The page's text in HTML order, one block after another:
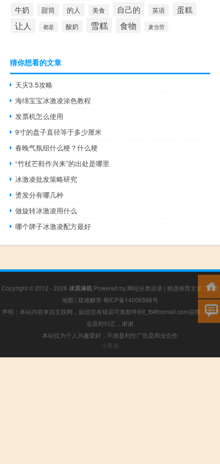
牛奶 甜筒 的人 美食 自己的 英语 蛋糕
让人 都是 酸奶 雪糕 食物 麦当劳
猜你想看的文章
天灾3.5攻略
海绵宝宝冰激凌涂色教程
发票机怎么使用
9寸的盘子直径等于多少厘米
春晚气氛组什么梗？什么梗
“竹杖芒鞋作兴来”的出处是哪里
冰激凌批发策略研究
烫发分有哪几种
做旋转冰激凌用什么
哪个牌子冰激凌配方最好
Copyright © 2012 - 2026 冰淇淋机 Powered by 网站分类目录 | 精选推荐文章 |网站
地图 | 疑难解答 蜀ICP备14006568号
声明：本站内容来自互联网，如信息有错误可发邮件到f_fb#foxmail.com说明，我们
会及时纠正，谢谢
本站仅为个人兴趣爱好，不接盈利性广告及商业合作
小男孩